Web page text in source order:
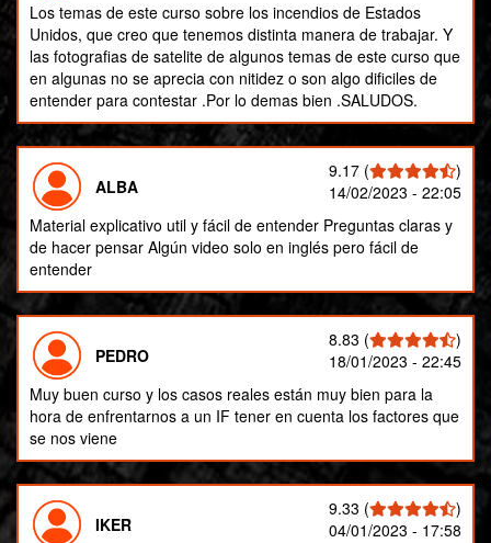
Los temas de este curso sobre los incendios de Estados
Unidos, que creo que tenemos distinta manera de trabajar. Y
las fotografias de satelite de algunos temas de este curso que
en algunas no se aprecia con nitidez o son algo dificiles de
entender para contestar .Por lo demas bien .SALUDOS.
ALBA
9.17 (
)
14/02/2023 - 22:05
Material explicativo util y fácil de entender Preguntas claras y
de hacer pensar Algún video solo en inglés pero fácil de
entender
PEDRO
8.83 (
)
18/01/2023 - 22:45
Muy buen curso y los casos reales están muy bien para la
hora de enfrentarnos a un IF tener en cuenta los factores que
se nos viene
IKER
9.33 (
)
04/01/2023 - 17:58